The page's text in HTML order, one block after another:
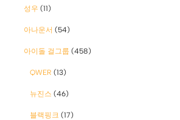
성우 (11)
아나운서 (54)
아이돌 걸그룹 (458)
QWER (13)
뉴진스 (46)
블랙핑크 (17)